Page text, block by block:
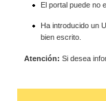
El portal puede no
Ha introducido un
bien escrito.
Atención: Si desea